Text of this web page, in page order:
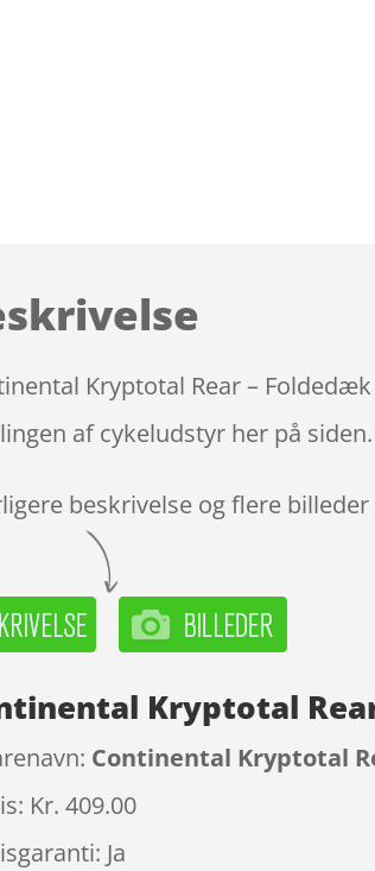
Kryptotal Rear –
af cykeludstyr her på siden.
beskrivelse og flere billeder
Kryptotal
Continental Kryptotal
Kr. 409.00
Ja